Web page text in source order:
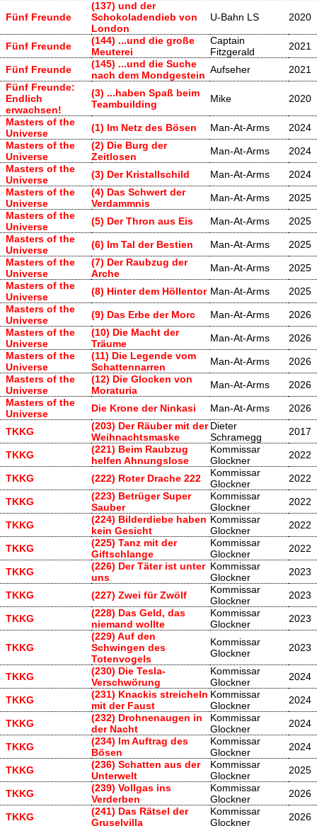
Fünf Freunde
(137) und der
Schokoladendieb von
London
U-Bahn LS 2020
Fünf Freunde
(144) ...und die große
Meuterei
Captain
Fitzgerald
2021
Fünf Freunde
(145) ...und die Suche
nach dem Mondgestein Aufseher
2021
Fünf Freunde:
Endlich
erwachsen!
(3) ...haben Spaß beim
Teambuilding
Mike 2020
Masters of the
Universe
(1) Im Netz des Bösen Man-At-Arms
2024
Masters of the
Universe
(2) Die Burg der
Zeitlosen
Man-At-Arms
2024
Masters of the
Universe
(3) Der Kristallschild Man-At-Arms
2024
Masters of the
Universe
(4) Das Schwert der
Verdammnis
Man-At-Arms
2025
Masters of the
Universe
(5) Der Thron aus Eis Man-At-Arms
2025
Masters of the
Universe
(6) Im Tal der Bestien Man-At-Arms
2025
Masters of the
Universe
(7) Der Raubzug der
Arche
Man-At-Arms
2025
Masters of the
Universe
(8) Hinter dem Höllentor Man-At-Arms
2025
Masters of the
Universe
(9) Das Erbe der Morc Man-At-Arms
2026
Masters of the
Universe
(10) Die Macht der
Träume
Man-At-Arms
2026
Masters of the
Universe
(11) Die Legende vom
Schattennarren
Man-At-Arms
2026
Masters of the
Universe
(12) Die Glocken von
Moraturia
Man-At-Arms
2026
Masters of the
Universe
Die Krone der Ninkasi Man-At-Arms 2026
TKKG
(203) Der Räuber mit der
Weihnachtsmaske
Dieter
Schramegg
2017
TKKG
(221) Beim Raubzug
helfen Ahnungslose
Kommissar
Glockner
2022
TKKG (222) Roter Drache 222
Kommissar
Glockner
2022
TKKG
(223) Betrüger Super
Sauber
Kommissar
Glockner
2022
TKKG
(224) Bilderdiebe haben
kein Gesicht
Kommissar
Glockner
2022
TKKG
(225) Tanz mit der
Giftschlange
Kommissar
Glockner
2022
TKKG
(226) Der Täter ist unter
uns
Kommissar
Glockner
2023
TKKG (227) Zwei für Zwölf
Kommissar
Glockner
2023
TKKG
(228) Das Geld, das
niemand wollte
Kommissar
Glockner
2023
TKKG
(229) Auf den
Schwingen des
Totenvogels
Kommissar
Glockner
2023
TKKG
(230) Die Tesla-
Verschwörung
Kommissar
Glockner
2024
TKKG
(231) Knackis streicheln
mit der Faust
Kommissar
Glockner
2024
TKKG
(232) Drohnenaugen in
der Nacht
Kommissar
Glockner
2024
TKKG
(234) Im Auftrag des
Bösen
Kommissar
Glockner
2024
TKKG
(236) Schatten aus der
Unterwelt
Kommissar
Glockner
2025
TKKG
(239) Vollgas ins
Verderben
Kommissar
Glockner
2026
TKKG
(241) Das Rätsel der
Gruselvilla
Kommissar
Glockner
2026